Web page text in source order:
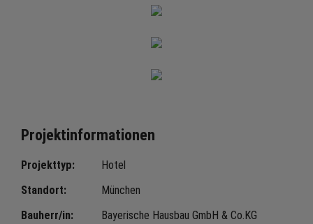
Projektinformationen
Projekttyp:
Hotel
Standort:
München
Bauherr/in:
Bayerische Hausbau GmbH & Co.KG